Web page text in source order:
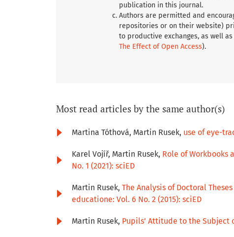
publication in this journal.
Authors are permitted and
repositories or on their website)
to productive exchanges, as well
The Effect of Open Access).
Most read articles by the same author(s)
Martina Tóthová, Martin Rusek, use of eye-
Karel Vojíř, Martin Rusek, Role of Workbooks
No. 1 (2021): sciED
Martin Rusek, The Analysis of Doctoral
educatione: Vol. 6 No. 2 (2015): sciED
Martin Rusek, Pupils’ Attitude to the Subject